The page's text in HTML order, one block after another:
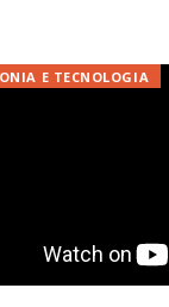
E TECNOLOGIA